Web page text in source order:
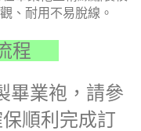
、耐用不易脫線。
程
畢業袍 ，請參
順利完成訂